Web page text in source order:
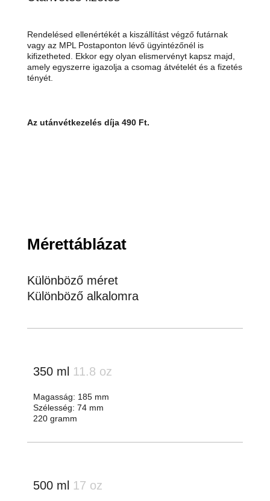
Rendelésed ellenértékét a kiszállítást végző futárnak
vagy az MPL Postaponton lévő ügyintézőnél is
kifizetheted. Ekkor egy olyan elismervényt kapsz majd,
amely egyszerre igazolja a csomag átvételét és a fizetés
tényét.
Az utánvétkezelés díja 490 Ft.
Mérettáblázat
Különböző méret
Különböző alkalomra
350 ml 11.8 oz
Magasság: 185 mm
Szélesség: 74 mm
220 gramm
500 ml 17 oz